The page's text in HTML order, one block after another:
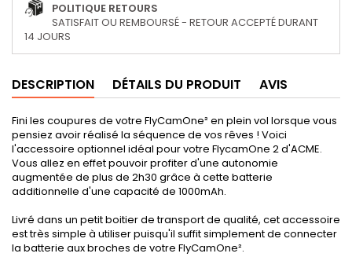
POLITIQUE RETOURS
SATISFAIT OU REMBOURSÉ - RETOUR ACCEPTÉ DURANT
14 JOURS
DESCRIPTION DÉTAILS DU PRODUIT AVIS
Fini les coupures de votre FlyCamOne² en plein vol lorsque vous
pensiez avoir réalisé la séquence de vos rêves ! Voici
l'accessoire optionnel idéal pour votre FlycamOne 2 d'ACME.
Vous allez en effet pouvoir profiter d'une autonomie
augmentée de plus de 2h30 grâce à cette batterie
additionnelle d'une capacité de 1000mAh.
Livré dans un petit boitier de transport de qualité, cet accessoire
est très simple à utiliser puisqu'il suffit simplement de connecter
la batterie aux broches de votre FlyCamOne².